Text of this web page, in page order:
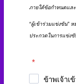
ภายใต้ข้อกำหนดแล
“ผู้เข้าร่วมแข่งขัน”
ประกวดในการแข่ง
*
ข้าพเจ้าเ